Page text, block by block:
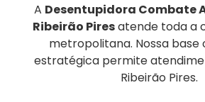
A Desentupidora Combate
Ribeirão Piresatende toda a
metropolitana. Nossa base
estratégica permite
Ribeirão Pires.